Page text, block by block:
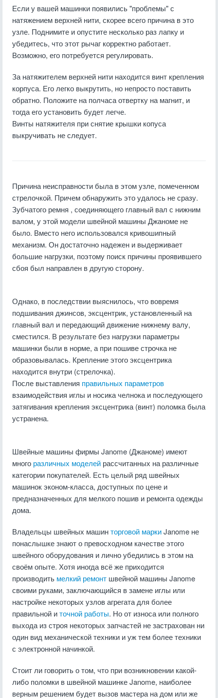
Если у вашей машинки появились "проблемы" с
натяжением верхней нити, скорее всего причина в это
узле. Поднимите и опустите несколько раз лапку и
убедитесь, что этот рычаг корректно работает.
Возможно, его потребуется регулировать.
За натяжителем верхней нити находится винт крепления
корпуса. Его легко выкрутить, но непросто поставить
обратно. Положите на полчаса отвертку на магнит, и
тогда его установить будет легче.
Винты натяжителя при снятие крышки копуса
выкручивать не следует.
Причина неисправности была в этом узле, помеченном
стрелочкой. Причем обнаружить это удалось не сразу.
Зубчатого ремня , соединяющего главный вал с нижним
валом, у этой модели швейной машины Джаноме не
было. Вместо него использовался кривошипный
механизм. Он достаточно надежен и выдерживает
большие нагрузки, поэтому поиск причины проявившего
сбоя был направлен в другую сторону.
Однако, в последствии выяснилось, что вовремя
подшивания джинсов, эксцентрик, установленный на
главный вал и передающий движение нижнему валу,
сместился. В результате без нагрузки параметры
машинки были в норме, а при пошиве строчка не
образовывалась. Крепление этого эксцентрика
находится внутри (стрелочка).
После выставления правильных параметров
взаимодействия иглы и носика челнока и последующего
затягивания крепления эксцентрика (винт) поломка была
устранена.
Швейные машины фирмы Janome (Джаноме) имеют
много различных моделей рассчитанных на различные
категории покупателей. Есть целый ряд швейных
машинок эконом-класса, доступных по цене и
предназначенных для мелкого пошив и ремонта одежды
дома.
Владельцы швейных машинторговой маркиJanome не
понаслышке знают о превосходном качестве этого
швейного оборудования и лично убедились в этом на
своём опыте. Хотя иногда всё же приходится
производить мелкий ремонт швейной машины Janome
своими руками, заключающийся в замене иглы или
настройке некоторых узлов агрегата для более
правильной иточной работы. Но от износа или полного
выхода из строя некоторых запчастей не застрахован ни
один вид механической техники и уж тем более техники
с электронной начинкой.
Стоит ли говорить о том, что при возникновении какой-
либо поломки в швейной машинке Janome, наиболее
верным решением будет вызов мастера на дом или же